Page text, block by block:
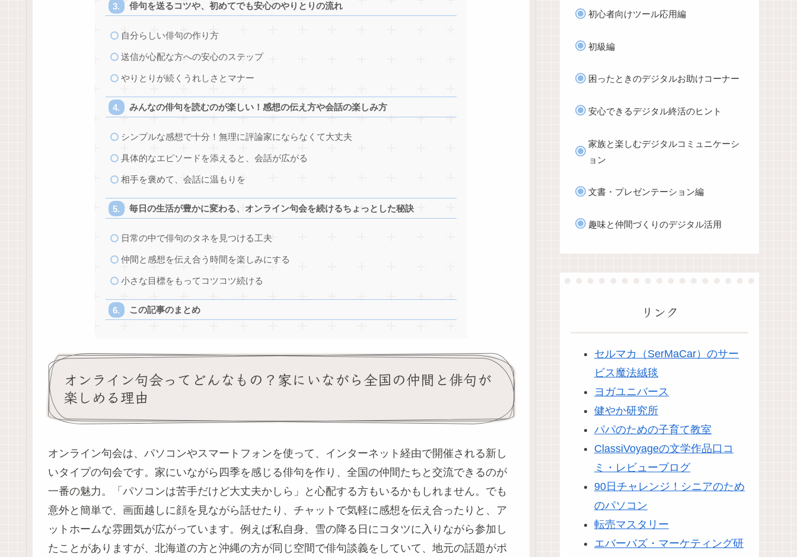
俳句を送るコツや、初めてでも安心のやりとりの流れ
自分らしい俳句の作り方
送信が心配な方への安心のステップ
やりとりが続くうれしさとマナー
みんなの俳句を読むのが楽しい！感想の伝え方や会話の楽しみ方
シンプルな感想で十分！無理に評論家にならなくて大丈夫
具体的なエピソードを添えると、会話が広がる
相手を褒めて、会話に温もりを
毎日の生活が豊かに変わる、オンライン句会を続けるちょっとした秘訣
日常の中で俳句のタネを見つける工夫
仲間と感想を伝え合う時間を楽しみにする
小さな目標をもってコツコツ続ける
この記事のまとめ
オンライン句会ってどんなもの？家にいながら全国の仲間と俳句が
楽しめる理由
オンライン句会は、パソコンやスマートフォンを使って、インターネット経由で開催される新し
いタイプの句会です。家にいながら四季を感じる俳句を作り、全国の仲間たちと交流できるのが
一番の魅力。「パソコンは苦手だけど大丈夫かしら」と心配する方もいるかもしれません。でも
意外と簡単で、画面越しに顔を見ながら話せたり、チャットで気軽に感想を伝え合ったりと、ア
ットホームな雰囲気が広がっています。例えば私自身、雪の降る日にコタツに入りながら参加し
たことがありますが、北海道の方と沖縄の方が同じ空間で俳句談義をしていて、地元の話題がポ
初心者向けツール応用編
初級編
困ったときのデジタルお助けコーナー
安心できるデジタル終活のヒント
家族と楽しむデジタルコミュニケーシ
ョン
文書・プレゼンテーション編
趣味と仲間づくりのデジタル活用
リンク
セルマカ（SerMaCar）のサー
ビス魔法絨毯
ヨガユニバース
健やか研究所
パパのための子育て教室
ClassiVoyageの文学作品口コ
ミ・レビューブログ
90日チャレンジ！シニアのため
のパソコン
転売マスタリー
エバーバズ・マーケティング研